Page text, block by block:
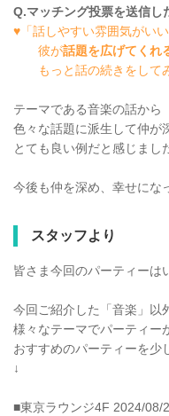
Q.マッチング投票を送信し
♥「話しやすい雰囲気がい
彼が話題を広げてくれ
もっと話の続きをしてみ
テーマである音楽の話から
色々な話題に派生して仲が
とても良い例だと感じまし
今後も仲を深め、幸せにな
スタッフより
皆さま今回のパーティーは
今回ご紹介した「音楽」以
様々なテーマでパーティー
おすすめのパーティーを
↓
■東京ラウンジ4F 2024/08/